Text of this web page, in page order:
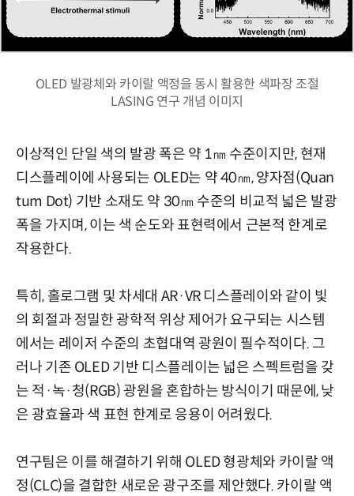
OLED 발광체와 카이랄 액정을 동시 활용한 색파장 조절
LASING 연구 개념 이미지
이상적인 단일 색의 발광 폭은 약 1㎚ 수준이지만, 현재
디스플레이에 사용되는 OLED는 약 40㎚, 양자점(Quan
tum Dot) 기반 소재도 약 30㎚ 수준의 비교적 넓은 발광
폭을 가지며, 이는 색 순도와 표현력에서 근본적 한계로
작용한다.
특히, 홀로그램 및 차세대 AR·VR 디스플레이와 같이 빛
의 회절과 정밀한 광학적 위상 제어가 요구되는 시스템
에서는 레이저 수준의 초협대역 광원이 필수적이다. 그
러나 기존 OLED 기반 디스플레이는 넓은 스펙트럼을 갖
는 적·녹·청(RGB) 광원을 혼합하는 방식이기 때문에, 낮
은 광효율과 색 표현 한계로 응용이 어려웠다.
연구팀은 이를 해결하기 위해 OLED 형광체와 카이랄 액
정(CLC)을 결합한 새로운 광구조를 제안했다. 카이랄 액